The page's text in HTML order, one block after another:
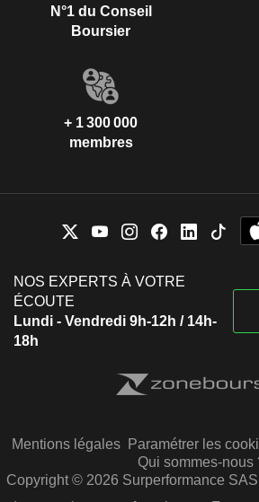
N°1 du Conseil
Boursier
+ 1 300 000
membres
NOS EXPERTS À VOTRE
ÉCOUTE
Lundi - Vendredi 9h-12h / 14h-
18h
Mentions légales Paramétrer les
Qui sommes-nous
Copyright © 2026 Surperformance